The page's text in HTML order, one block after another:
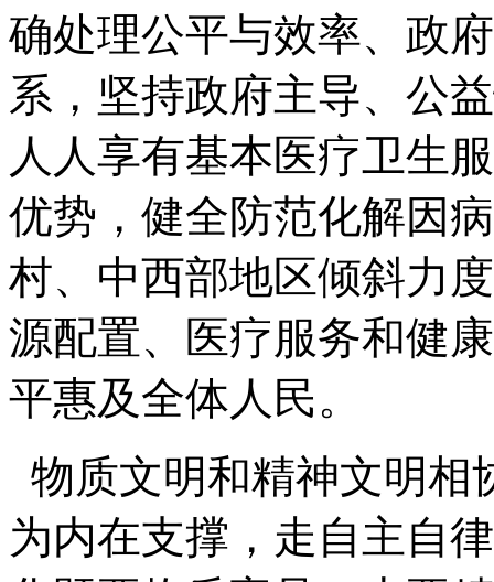
确处理公平与效率、政
系，坚持政府主导、公
人人享有基本医疗卫生
优势，健全防范化解因
村、中西部地区倾斜力
源配置、医疗服务和健
平惠及全体人民。
物质文明和精神文明相
为内在支撑，走自主自